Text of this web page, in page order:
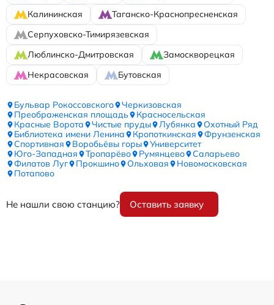
Калининская
Таганско-Краснопресненская
Серпуховско-Тимирязевская
Люблинско-Дмитровская
Замоскворецкая
Некрасовская
Бутовская
Бульвар Рокоссовского
Черкизовская
Преображенская площадь
Красносельская
Красные Ворота
Чистые пруды Лубянка
Охотный Ряд
Библиотека имени Ленина
Кропоткинская
Фрунзенская
Спортивная
Воробьёвы горы
Университет
Юго-Западная
Тропарёво Румянцево
Саларьево
Филатов Луг
Прокшино Ольховая
Новомосковская
Потапово
Не нашли свою станцию? Оставить заявку